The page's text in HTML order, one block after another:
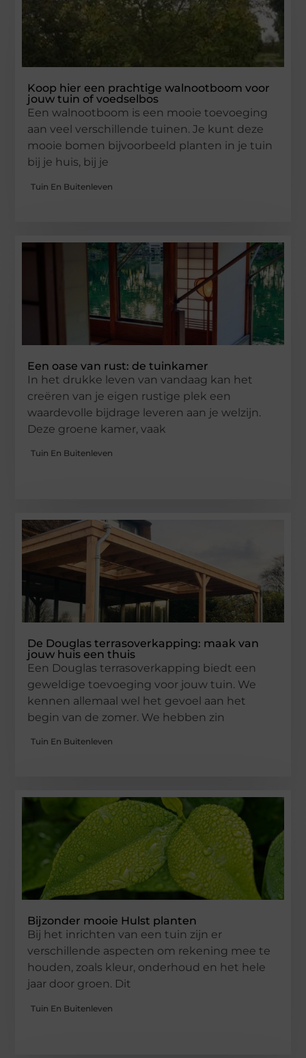
Koop hier een prachtige walnootboom voor
jouw tuin of voedselbos
Een walnootboom is een mooie toevoeging
aan veel verschillende tuinen. Je kunt deze
mooie bomen bijvoorbeeld planten in je tuin
bij je huis, bij je
Tuin En Buitenleven
Een oase van rust: de tuinkamer
In het drukke leven van vandaag kan het
creëren van je eigen rustige plek een
waardevolle bijdrage leveren aan je welzijn.
Deze groene kamer, vaak
Tuin En Buitenleven
De Douglas terrasoverkapping: maak van
jouw huis een thuis
Een Douglas terrasoverkapping biedt een
geweldige toevoeging voor jouw tuin. We
kennen allemaal wel het gevoel aan het
begin van de zomer. We hebben zin
Tuin En Buitenleven
Bijzonder mooie Hulst planten
Bij het inrichten van een tuin zijn er
verschillende aspecten om rekening mee te
houden, zoals kleur, onderhoud en het hele
jaar door groen. Dit
Tuin En Buitenleven